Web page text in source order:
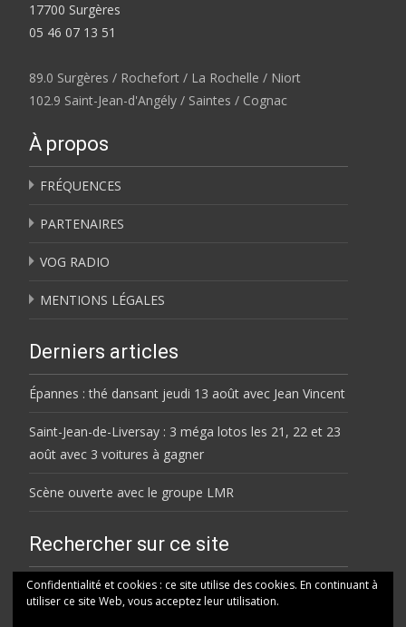
17700 Surgères
05 46 07 13 51
89.0 Surgères / Rochefort / La Rochelle / Niort
102.9 Saint-Jean-d'Angély / Saintes / Cognac
À propos
FRÉQUENCES
PARTENAIRES
VOG RADIO
MENTIONS LÉGALES
Derniers articles
Épannes : thé dansant jeudi 13 août avec Jean Vincent
Saint-Jean-de-Liversay : 3 méga lotos les 21, 22 et 23
août avec 3 voitures à gagner
Scène ouverte avec le groupe LMR
Rechercher sur ce site
Rechercher
Confidentialité et cookies : ce site utilise des cookies. En continuant à
utiliser ce site Web, vous acceptez leur utilisation.